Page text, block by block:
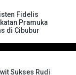
Fidelis
Pramuka
di Cibubur
Sukses Rudi